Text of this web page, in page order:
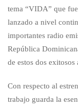
tema “VIDA” que
lanzado a nivel
importantes radio
República
de estos dos exitosos
Con respecto al
trabajo guarda la